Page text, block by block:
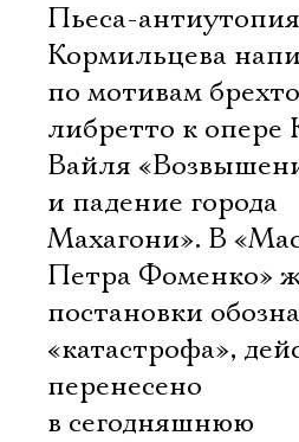
Пьеса-
Кормильцева
по мотивам
либретто к опере
Вайля
и падение города
Махагони». В
Петра Фоменко»
постановки
«катастрофа»,
перенесено
в сегодняшнюю